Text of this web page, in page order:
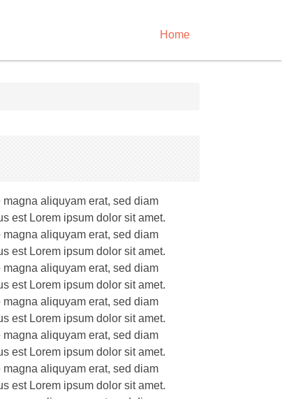
Home
aliquyam erat, sed diam
est Lorem ipsum dolor sit amet.
aliquyam erat, sed diam
est Lorem ipsum dolor sit amet.
aliquyam erat, sed diam
est Lorem ipsum dolor sit amet.
aliquyam erat, sed diam
est Lorem ipsum dolor sit amet.
aliquyam erat, sed diam
est Lorem ipsum dolor sit amet.
aliquyam erat, sed diam
est Lorem ipsum dolor sit amet.